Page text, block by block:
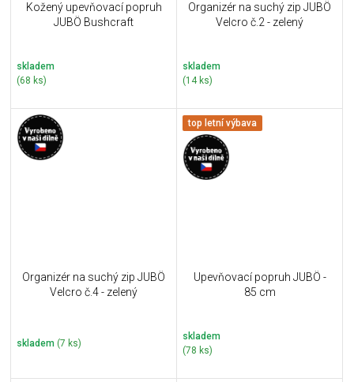
Kožený upevňovací popruh
JUBÖ Bushcraft
skladem
(68 ks)
Organizér na suchý zip JUBÖ
Velcro č.2 - zelený
skladem
(14 ks)
Organizér na suchý zip JUBÖ
Velcro č.4 - zelený
skladem (7 ks)
top letní výbava
Upevňovací popruh JUBÖ -
85 cm
skladem
(78 ks)